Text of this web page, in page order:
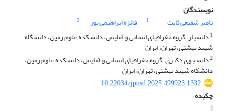
نویسندگان
ناصر شفیعی ثابت
1 فائزه ابراهیمی پور
2
1 دانشیار، گروه جغرافیای انسانی و آمایش، دانشکده علوم زمین، دانشگاه
شهید بهشتی، تهران، ایران
2دانشجوی دکتری، گروه جغرافیای انسانی و آمایش، دانشکده علوم زمین،
دانشگاه شهید بهشتی، تهران، ایران
10.22034/jpusd.2025.499923.1332
چکیده